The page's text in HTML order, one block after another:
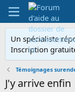
Un spécialiste
Inscription
Témoignages
J'y arrive enfin